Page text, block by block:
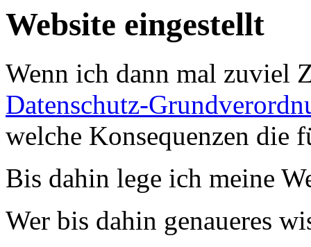
Website eingestellt
Wenn ich dann mal zuviel
Datenschutz-
welche Konsequenzen die
Bis dahin lege ich meine
Wer bis dahin genaueres